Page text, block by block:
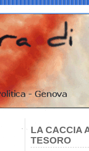
LA CACCIA
TESORO